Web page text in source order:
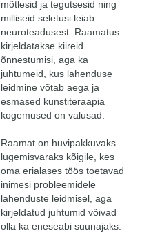
mõtlesid ja tegutsesid ning
milliseid seletusi leiab
neuroteadusest. Raamatus
kirjeldatakse kiireid
õnnestumisi, aga ka
juhtumeid, kus lahenduse
leidmine võtab aega ja
esmased kunstiteraapia
kogemused on valusad.
Raamat on huvipakkuvaks
lugemisvaraks kõigile, kes
oma erialases töös toetavad
inimesi probleemidele
lahenduste leidmisel, aga
kirjeldatud juhtumid võivad
olla ka eneseabi suunajaks.